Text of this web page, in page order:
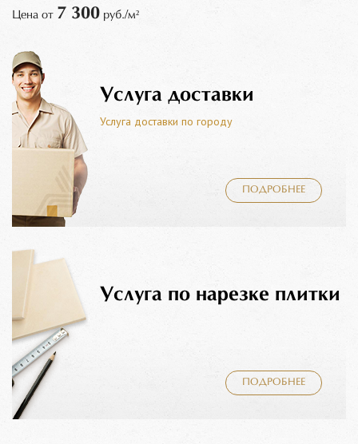
Цена от 7 300 руб./м²
Услуга доставки
Услуга доставки по городу
ПОДРОБНЕЕ
Услуга по нарезке плитки
ПОДРОБНЕЕ